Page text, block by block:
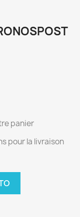
panier
pour la livraison